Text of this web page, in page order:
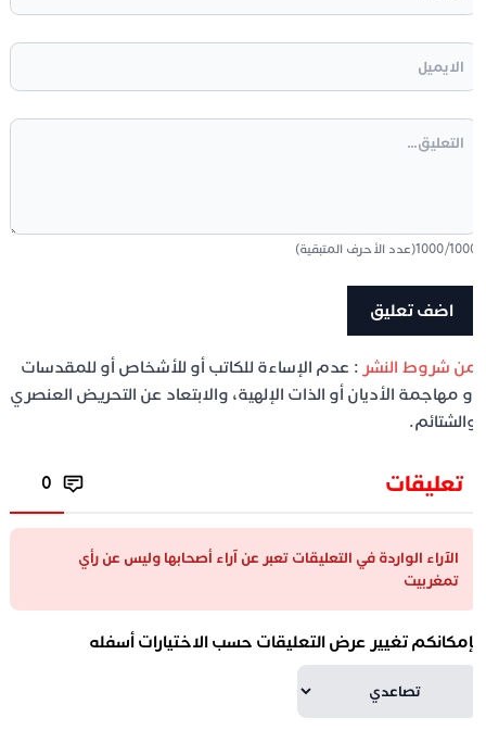
/
1000(عدد الأحرف المتبقية)
شروط النشر: عدم الإساءة للكاتب أو للأشخاص أو للمقدسات
مهاجمة الأديان أو الذات الإلهية، والابتعاد عن التحريض العنصري
تعليقات 0
الآراء الواردة في التعليقات تعبر عن آراء أصحابها وليس عن رأي
تمغربيت
تغيير عرض التعليقات حسب الاختيارات أسفله